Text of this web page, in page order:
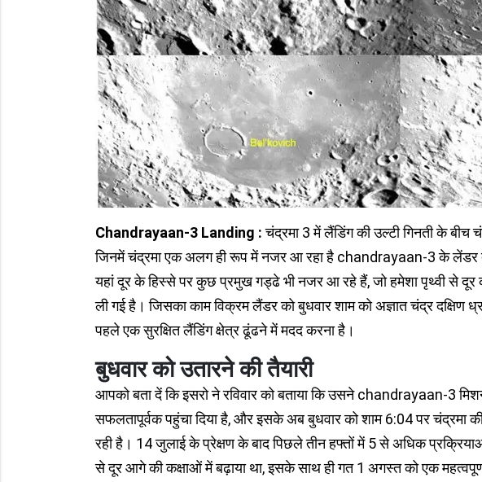
Chandrayaan-3 Landing :चंद्रमा 3 में लैंडिंग की उल्टी गिनती के बीच
जिनमें चंद्रमा एक अलग ही रूप में नजर आ रहा है chandrayaan-3 के लेंडर
यहां दूर के हिस्से पर कुछ प्रमुख गड्ढे भी नजर आ रहे हैं, जो हमेशा पृथ्वी से दूर
ली गई है। जिसका काम विक्रम लैंडर को बुधवार शाम को अज्ञात चंद्र दक्षिण
पहले एक सुरक्षित लैंडिंग क्षेत्र ढूंढने में मदद करना है।
बुधवार को उतारने की तैयारी
आपको बता दें कि इसरो ने रविवार को बताया कि उसने chandrayaan-3
सफलतापूर्वक पहुंचा दिया है, और इसके अब बुधवार को शाम 6:04 पर चंद्रमा
रही है। 14 जुलाई के प्रेक्षण के बाद पिछले तीन हफ्तों में 5 से अधिक
से दूर आगे की कक्षाओं में बढ़ाया था, इसके साथ ही गत 1 अगस्त को एक महत्वपूर्ण